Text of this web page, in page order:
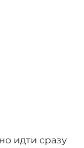
идти сразу